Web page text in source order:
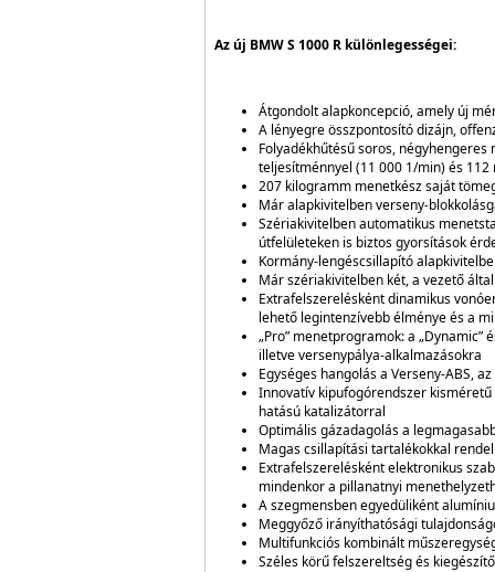
Az új BMW S 1000 R különlegességei:
Átgondolt alapkoncepció, amely új
A lényegre összpontosító dizájn,
Folyadékhűtésű soros,
teljesítménnyel (11 000 1/min) és
207 kilogramm menetkész saját
Már alapkivitelben verseny-
Szériakivitelben automatikus
útfelületeken is biztos gyorsítások
Kormány-lengéscsillapító
Már szériakivitelben két, a vezető által
Extrafelszerelésként dinamikus
lehető legintenzívebb élménye és a
„Pro” menetprogramok: a
illetve versenypálya-alkalmazásokra
Egységes hangolás a Verseny-ABS,
Innovatív kipufogórendszer
hatású katalizátorral
Optimális gázadagolás a
Magas csillapítási tartalékokkal
Extrafelszerelésként elektronikus
mindenkor a pillanatnyi
A szegmensben egyedüliként
Meggyőző irányíthatósági
Multifunkciós kombinált
Széles körű felszereltség és